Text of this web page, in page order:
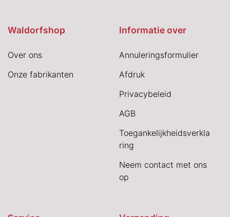
Waldorfshop
Over ons
Onze fabrikanten
Informatie over
Annuleringsformulier
Afdruk
Privacybeleid
AGB
Toegankelijkheidsverkla
ring
Neem contact met ons
op